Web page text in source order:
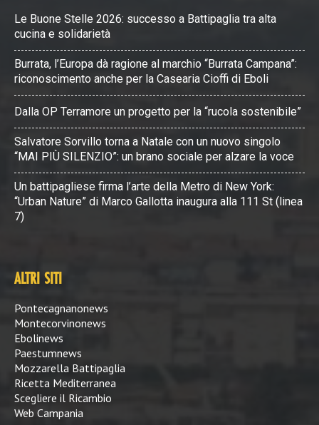
Le Buone Stelle 2026: successo a Battipaglia tra alta
cucina e solidarietà
Burrata, l’Europa dà ragione al marchio “Burrata Campana”:
riconoscimento anche per la Casearia Cioffi di Eboli
Dalla OP Terramore un progetto per la “rucola sostenibile”
Salvatore Sorvillo torna a Natale con un nuovo singolo
“MAI PIÙ SILENZIO”: un brano sociale per alzare la voce
Un battipagliese firma l’arte della Metro di New York:
“Urban Nature” di Marco Gallotta inaugura alla 111 St (linea
7)
ALTRI SITI
Pontecagnanonews
Montecorvinonews
Ebolinews
Paestumnews
Mozzarella Battipaglia
Ricetta Mediterranea
Scegliere il Ricambio
Web Campania